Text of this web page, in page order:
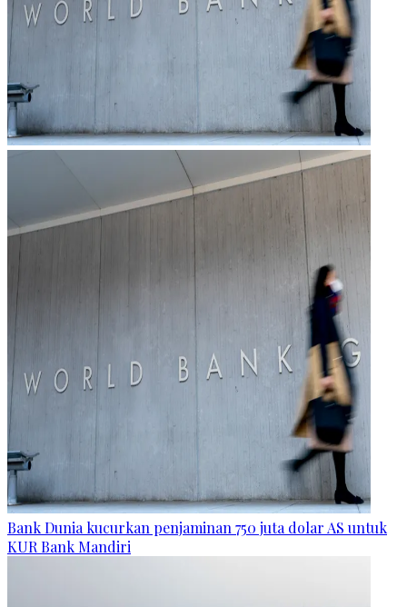
Bank Dunia kucurkan penjaminan 750 juta dolar AS untuk
KUR Bank Mandiri